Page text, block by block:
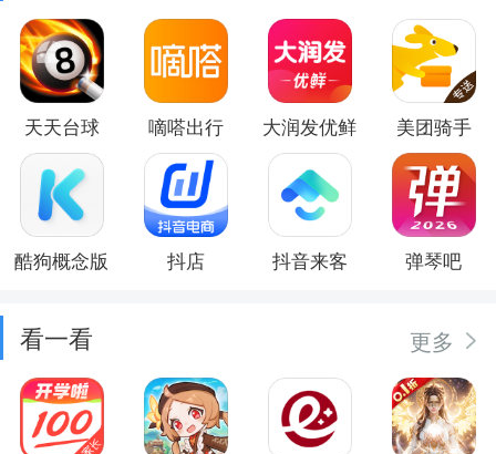
天天台球 嘀嗒出行 大润发优鲜 美团骑手
酷狗概念版 抖店 抖音来客 弹琴吧
看一看 更多